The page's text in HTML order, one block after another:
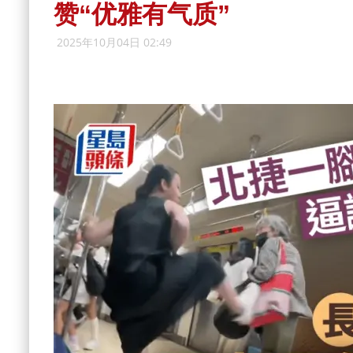
赞“优雅有气质”
2025年10月04日 02:49